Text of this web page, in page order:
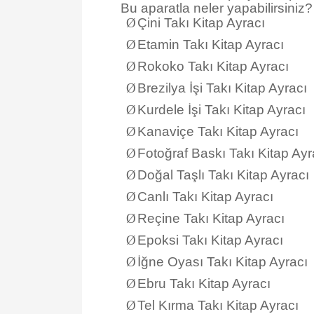
Bu aparatla neler yapabilirsiniz?
ØÇini Takı Kitap Ayracı
ØEtamin Takı Kitap Ayracı
ØRokoko Takı Kitap Ayracı
ØBrezilya İşi Takı Kitap Ayracı
ØKurdele İşi Takı Kitap Ayracı
ØKanaviçe Takı Kitap Ayracı
ØFotoğraf Baskı Takı Kitap
ØDoğal Taşlı Takı Kitap Ayracı
ØCanlı Takı Kitap Ayracı
ØReçine Takı Kitap Ayracı
ØEpoksi Takı Kitap Ayracı
Øİğne Oyası Takı Kitap Ayracı
ØEbru Takı Kitap Ayracı
ØTel Kırma Takı Kitap Ayracı